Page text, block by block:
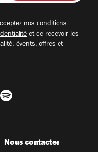
nos conditions
et de recevoir les
évents, offres et
Nous contacter